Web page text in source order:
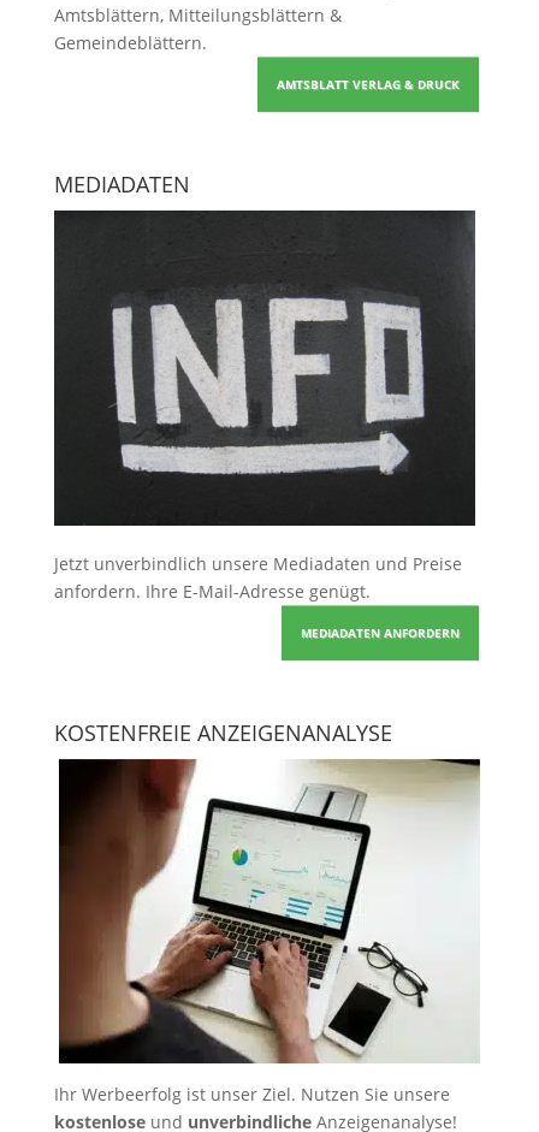
Amtsblättern, Mitteilungsblättern &
Gemeindeblättern.
AMTSBLATT VERLAG & DRUCK
MEDIADATEN
Jetzt unverbindlich unsere Mediadaten und Preise
anfordern. Ihre E-Mail-Adresse genügt.
MEDIADATEN ANFORDERN
KOSTENFREIE ANZEIGENANALYSE
Ihr Werbeerfolg ist unser Ziel. Nutzen Sie unsere
kostenloseund unverbindlicheAnzeigenanalyse!